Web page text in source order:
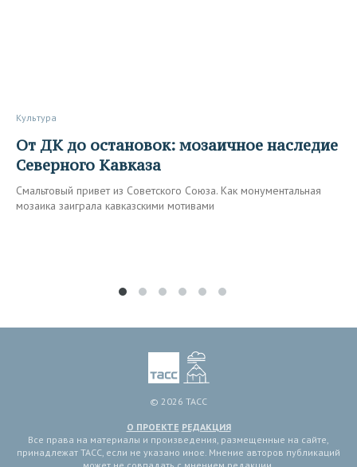
Культура
От ДК до остановок: мозаичное наследие
Северного Кавказа
Смальтовый привет из Советского Союза. Как монументальная
мозаика заиграла кавказскими мотивами
© 2026 ТАСС
О ПРОЕКТЕ РЕДАКЦИЯ
Все права на материалы и произведения, размещенные на сайте,
принадлежат ТАСС, если не указано иное. Мнение авторов публикаций